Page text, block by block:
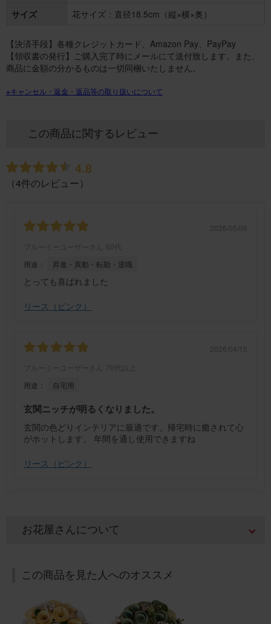
サイズ
花サイズ：直径18.5cm（縦×横×奥）
【決済手段】各種クレジットカード、Amazon Pay、PayPay
【領収書の発行】ご購入完了時にメールにて送付致します。また、
商品に金額の分かるものは一切同梱いたしません。
※キャンセル・返金・返品等の取り扱いについて
この商品に関するレビュー
4.8
（4件のレビュー）
2026/05/06
ブルーミーユーザーさん
60代
用途：
昇進・異動・転勤・退職
とっても喜ばれました
リース（ピンク）
2026/04/15
ブルーミーユーザーさん
70代以上
用途：
自宅用
玄関ニッチが明るくなりました。
玄関の色どりインテリアに最適です。帰宅時に癒されて心
がホットします。 年間を通し使用できますね
リース（ピンク）
ブルーミーユーザーさん 60代
リースピンク
可愛いらしいピンク色のリースです。 玄関の中に明るいピ
たと思います。
お花屋さんについて
この商品を見た人へのオススメ